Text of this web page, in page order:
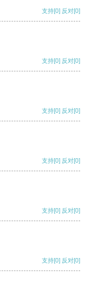
支持[0] 反对[0]
支持[0] 反对[0]
支持[0] 反对[0]
支持[0] 反对[0]
支持[0] 反对[0]
支持[0] 反对[0]